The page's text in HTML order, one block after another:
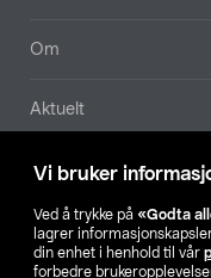
Vi bruker
Ved å trykke på «Godta
lagrer
din enhet i henhold til vår
forbedre
Om
Aktuelt
Våre selskaper